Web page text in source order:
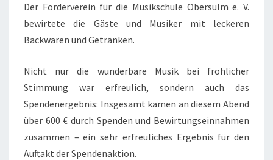
Der Förderverein für die Musikschule Obersulm e. V.
bewirtete die Gäste und Musiker mit leckeren
Backwaren und Getränken.
Nicht nur die wunderbare Musik bei fröhlicher
Stimmung war erfreulich, sondern auch das
Spendenergebnis: Insgesamt kamen an diesem Abend
über 600 € durch Spenden und Bewirtungseinnahmen
zusammen – ein sehr erfreuliches Ergebnis für den
Auftakt der Spendenaktion.